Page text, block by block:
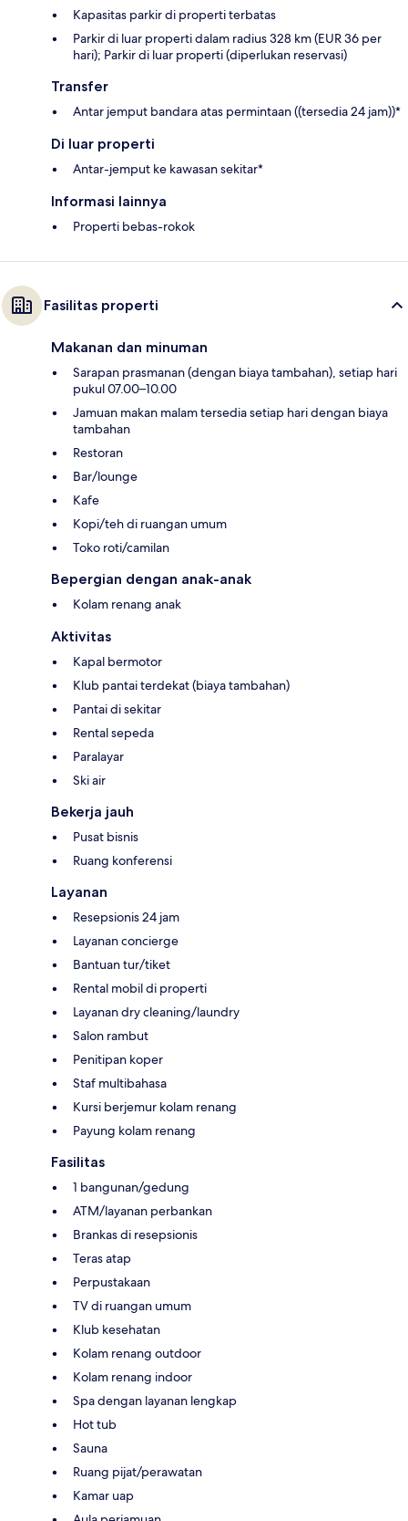
Kapasitas parkir di properti terbatas
Parkir di luar properti dalam radius 328 km (EUR 36 per
hari); Parkir di luar properti (diperlukan reservasi)
Transfer
Antar jemput bandara atas permintaan ((tersedia 24 jam))*
Di luar properti
Antar-jemput ke kawasan sekitar*
Informasi lainnya
Properti bebas-rokok
Fasilitas properti
Makanan dan minuman
Sarapan prasmanan (dengan biaya tambahan), setiap hari
pukul 07.00–10.00
Jamuan makan malam tersedia setiap hari dengan biaya
tambahan
Restoran
Bar/lounge
Kafe
Kopi/teh di ruangan umum
Toko roti/camilan
Bepergian dengan anak-anak
Kolam renang anak
Aktivitas
Kapal bermotor
Klub pantai terdekat (biaya tambahan)
Pantai di sekitar
Rental sepeda
Paralayar
Ski air
Bekerja jauh
Pusat bisnis
Ruang konferensi
Layanan
Resepsionis 24 jam
Layanan concierge
Bantuan tur/tiket
Rental mobil di properti
Layanan dry cleaning/laundry
Salon rambut
Penitipan koper
Staf multibahasa
Kursi berjemur kolam renang
Payung kolam renang
Fasilitas
1 bangunan/gedung
ATM/layanan perbankan
Brankas di resepsionis
Teras atap
Perpustakaan
TV di ruangan umum
Klub kesehatan
Kolam renang outdoor
Kolam renang indoor
Spa dengan layanan lengkap
Hot tub
Sauna
Ruang pijat/perawatan
Kamar uap